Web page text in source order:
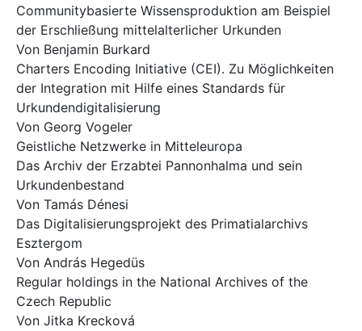
Communitybasierte Wissensproduktion am Beispiel
der Erschließung mittelalterlicher Urkunden
Von Benjamin Burkard
Charters Encoding Initiative (CEI). Zu Möglichkeiten
der Integration mit Hilfe eines Standards für
Urkundendigitalisierung
Von Georg Vogeler
Geistliche Netzwerke in Mitteleuropa
Das Archiv der Erzabtei Pannonhalma und sein
Urkundenbestand
Von Tamás Dénesi
Das Digitalisierungsprojekt des Primatialarchivs
Esztergom
Von András Hegedüs
Regular holdings in the National Archives of the
Czech Republic
Von Jitka Krecková